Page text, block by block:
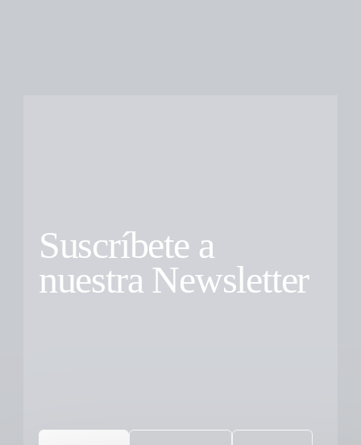
Suscríbete a
nuestra Newsletter